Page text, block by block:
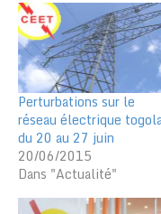
Perturbations sur le
réseau électrique
du 20 au 27 juin
20/06/2015
Dans "Actualité"